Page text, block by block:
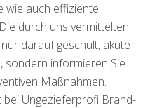
wie auch effiziente
durch uns vermittelten
darauf geschult, akute
sondern informieren Sie
Maßnahmen.
Ungezieferprofi Brand-